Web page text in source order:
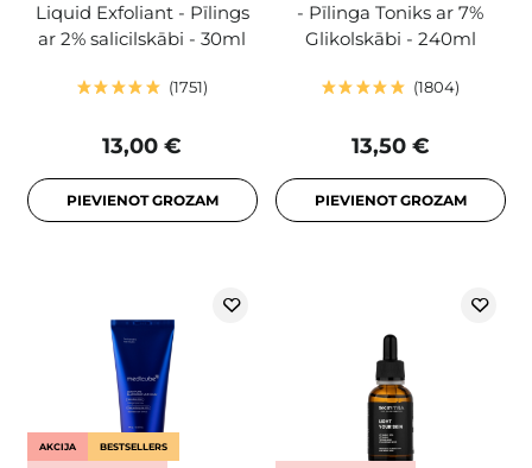
Liquid Exfoliant - Pīlings
ar 2% salicilskābi - 30ml
1751
13,00 €
PIEVIENOT GROZAM
- Pīlinga Toniks ar 7%
Glikolskābi - 240ml
1804
13,50 €
PIEVIENOT GROZAM
AKCIJA BESTSELLERS